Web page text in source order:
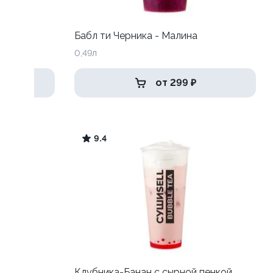
Бабл ти Черника - Малина
0,49л
от 299 ₽
9.4